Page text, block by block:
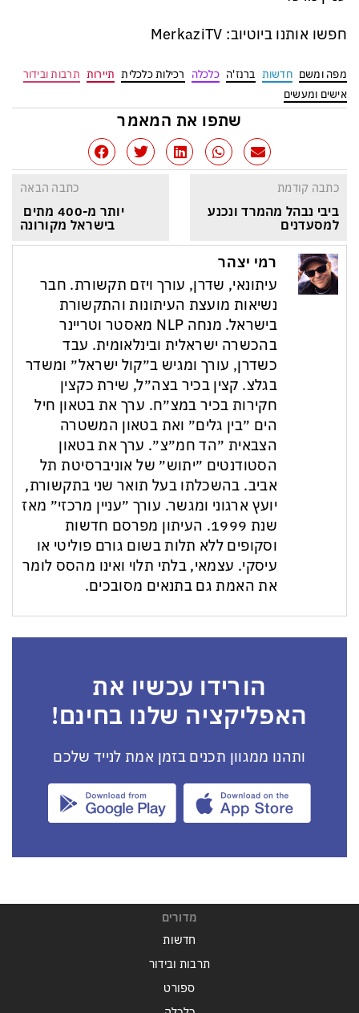
חפשו אותנו ביוטיוב: MerkaziTV
מפה ומשם חדשות ברנז'ה כלכלה רכילות כלכלית תיירות תרבות ובידור
אישים ומעשים
שתפו את המאמר
כתבה קודמת
ביבי נבהל מהמרד ונכנע
למסעדנים
כתבה הבאה
יותר מ-400 מתים
בישראל מקורונה
רמי יצהר
עיתונאי, שדרן, עורך ויזם תקשורת. חבר
נשיאות מועצת העיתונות והתקשורת
בישראל. מנחה NLP מאסטר וטריינר
בהכשרה ישראלית ובינלאומית. עבד
כשדרן, עורך ומגיש ב״קול ישראל״ ומשדר
בגלצ. קצין בכיר בצה״ל, שירת כקצין
חקירות בכיר במצ״ח. ערך את בטאון חיל
הים ״בין גלים״ ואת בטאון המשטרה
הצבאית ״הד חמ״צ״. ערך את בטאון
הסטודנטים ״יתוש״ של אוניברסיטת תל
אביב. בהשכלתו בעל תואר שני בתקשורת,
יועץ ארגוני ומגשר. עורך ״עניין מרכזי״ מאז
שנת 1999. העיתון מפרסם חדשות
וסקופים ללא תלות בשום גורם פוליטי או
עיסקי. עצמאי, בלתי תלוי ואינו מהסס לומר
את האמת גם בתנאים מסובכים.
הורידו עכשיו את
האפליקציה שלנו בחינם!
ותהנו ממגוון תכנים בזמן אמת לנייד שלכם
מדורים
חדשות
תרבות ובידור
ספורט